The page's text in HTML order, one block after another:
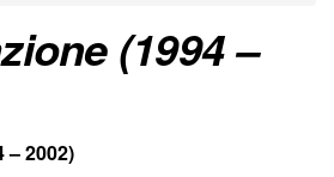
(1994 –
– 2002)